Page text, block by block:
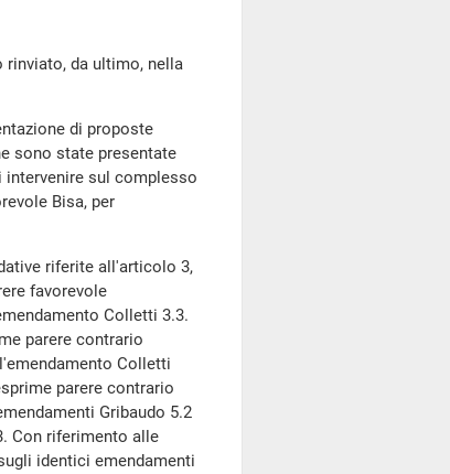
da ultimo, nella
di proposte
sono state presentate
intervenire sul complesso
Bisa, per
riferite all'articolo 3,
favorevole
Colletti 3.3.
parere contrario
Colletti
parere contrario
Gribaudo 5.2
Con riferimento alle
identici emendamenti